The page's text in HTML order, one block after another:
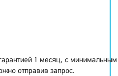
1 месяц, с минимальным
отправив запрос.